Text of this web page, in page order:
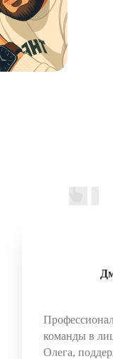
команды в
Олега,